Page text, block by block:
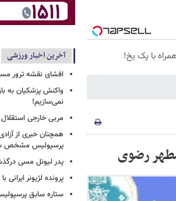
با پک یخ!
رضوی
آخرین اخبار ورزشی
افشای نقشه ترور
واکنش پزشکیان به
نمی‌سازیم!
مربی خارجی استقلال
همچنان خبری از
پرسپولیس مشخص
پدر لیونل مسی
پرونده لژیونر
ستاره سابق